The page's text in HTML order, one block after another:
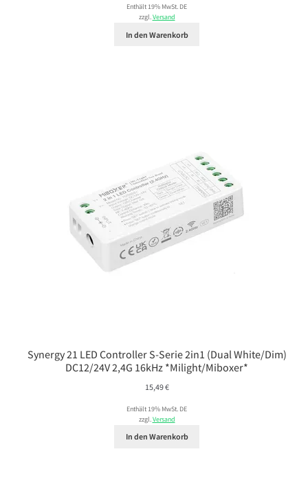
Enthält 19% MwSt. DE
zzgl.Versand
In den Warenkorb
Synergy 21 LED Controller S-Serie 2in1 (Dual White/Dim)
DC12/24V 2,4G 16kHz *Milight/Miboxer*
15,49€
Enthält 19% MwSt. DE
zzgl.Versand
In den Warenkorb